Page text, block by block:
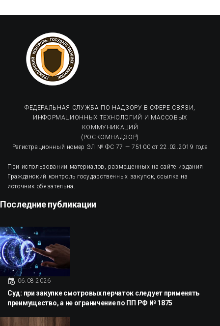
ФЕДЕРАЛЬНАЯ СЛУЖБА ПО НАДЗОРУ В СФЕРЕ СВЯЗИ,
ИНФОРМАЦИОННЫХ ТЕХНОЛОГИЙ И МАССОВЫХ
КОММУНИКАЦИЙ
(РОСКОМНАДЗОР)
Регистрационный номер ЭЛ № ФС 77 — 75100 от 22.02.2019 года
При использовании материалов, размещенных на сайте издания
Гражданский контроль государственных закупок, ссылка на
источник обязательна.
Последние публикации
06.08.2026
Суд: при закупке смотровых перчаток следует применять
преимущество, а не ограничение по ПП РФ № 1875